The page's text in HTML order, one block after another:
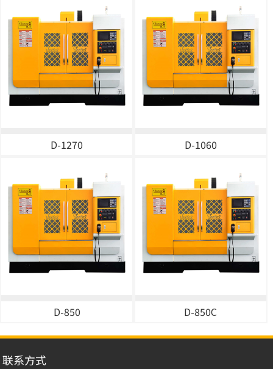
D-1270 D-1060
D-850 D-850C
联系方式